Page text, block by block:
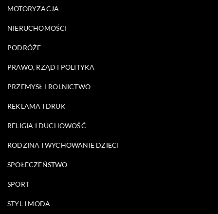
MOTORYZACJA
NIERUCHOMOŚCI
PODRÓŻE
PRAWO, RZĄD I POLITYKA
PRZEMYSŁ I ROLNICTWO
REKLAMA I DRUK
RELIGIA I DUCHOWOŚĆ
RODZINA I WYCHOWANIE DZIECI
SPOŁECZEŃSTWO
SPORT
STYL I MODA